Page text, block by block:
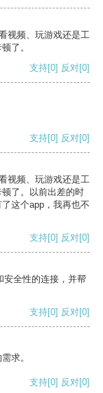
视频、玩游戏还是工
了。
支持[0] 反对[0]
支持[0] 反对[0]
视频、玩游戏还是工
了。以前出差的时
这个app，我再也不
支持[0] 反对[0]
安全性的连接，并帮
支持[0] 反对[0]
求。
支持[0] 反对[0]